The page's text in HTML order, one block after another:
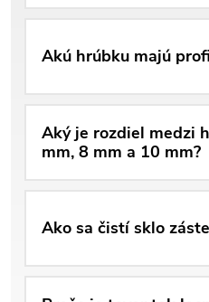
Akú hrúbku majú
Aký je rozdiel medzi
mm, 8 mm a 10 mm?
Ako sa čistí sklo